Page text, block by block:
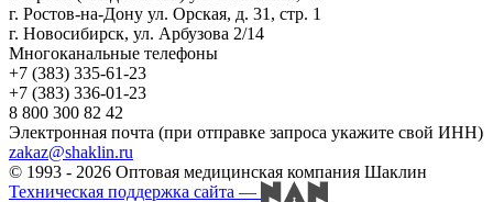
г. Ростов-на-Дону ул. Орская, д. 31, стр. 1
г. Новосибирск, ул. Арбузова 2/14
Многоканальные телефоны
+7 (383) 335-61-23
+7 (383) 336-01-23
8 800 300 82 42
Электронная почта (при отправке запроса укажите свой ИНН)
zakaz@shaklin.ru
© 1993 - 2026 Оптовая медицинская компания Шаклин
Техническая поддержка сайта —